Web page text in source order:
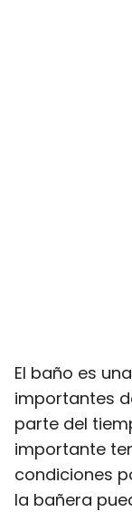
El baño es
importantes
parte del
importante
condiciones
la bañera